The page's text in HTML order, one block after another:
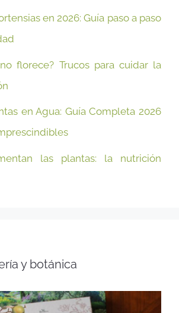
en 2026: Guía paso a paso
florece? Trucos para cuidar la
en Agua: Guía Completa 2026
las plantas: la nutrición
y botánica